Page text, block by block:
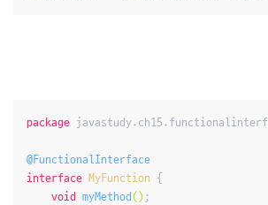
package
@FunctionalInterface
interface MyFunction {
void myMethod() ;